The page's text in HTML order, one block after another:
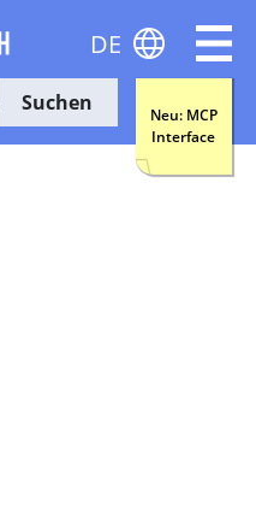
Suchen
Neu: MCP
Interface
DE